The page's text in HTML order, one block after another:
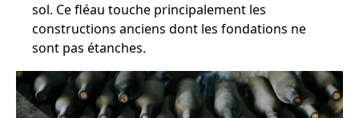
sol. Ce fléau touche principalement les
constructions anciens dont les fondations ne
sont pas étanches.